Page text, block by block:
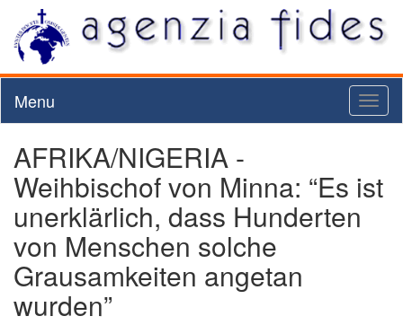
Menu
AFRIKA/NIGERIA -
Weihbischof von Minna: “Es ist
unerklärlich, dass Hunderten
von Menschen solche
Grausamkeiten angetan
wurden”